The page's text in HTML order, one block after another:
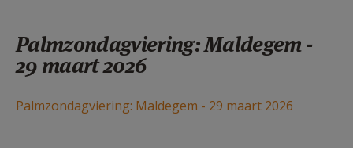
Palmzondagviering: Maldegem -
29 maart 2026
Palmzondagviering: Maldegem - 29 maart 2026